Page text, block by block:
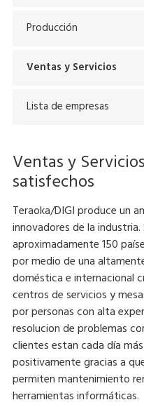
Producción
Ventas y Servicios
Lista de empresas
Ventas y
satisfechos
Teraoka/DIGI produce un
innovadores de la
aproximadamente 150
por medio de una
doméstica e internacional
centros de servicios y
por personas con alta
resolucion de problemas
clientes estan cada día
positivamente gracias a
permiten mantenimiento
herramientas informáticas.